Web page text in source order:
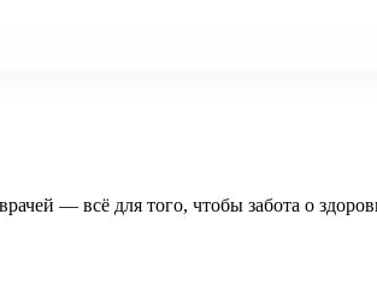
— всё для того, чтобы забота о